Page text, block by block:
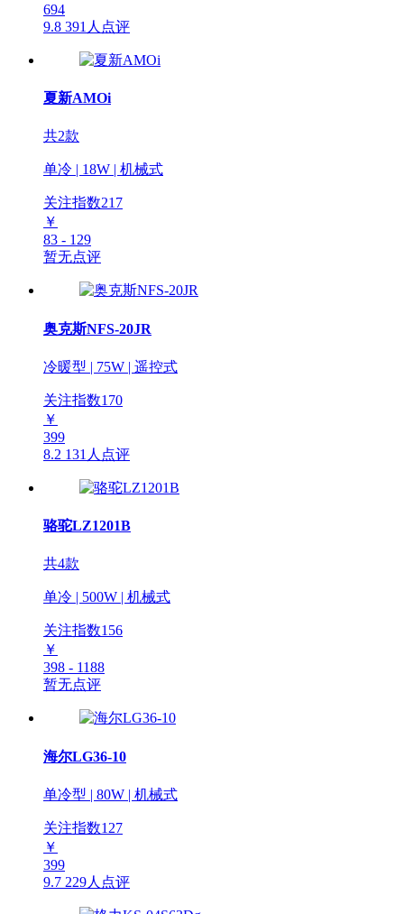
694
9.8 391人点评
夏新AMOi
共2款
单冷 | 18W | 机械式
关注指数217
￥
83 - 129
暂无点评
奥克斯NFS-20JR
冷暖型 | 75W | 遥控式
关注指数170
￥
399
8.2 131人点评
骆驼LZ1201B
共4款
单冷 | 500W | 机械式
关注指数156
￥
398 - 1188
暂无点评
海尔LG36-10
单冷型 | 80W | 机械式
关注指数127
￥
399
9.7 229人点评